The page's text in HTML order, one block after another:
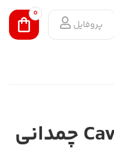
پروفایل
0
سرویس کالسکه ۲ تکه کاوالو Cavalo چمدانی